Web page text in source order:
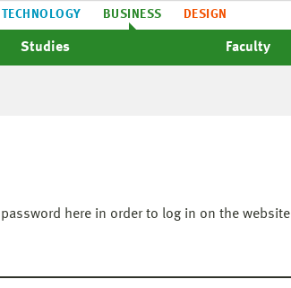
TECHNOLOGY BUSINESS DESIGN
Studies Faculty
here in order to log in on the website